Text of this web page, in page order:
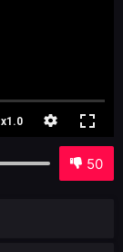
50